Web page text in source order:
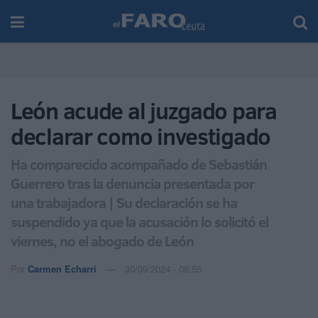
León acude al juzgado para
declarar como investigado
Ha comparecido acompañado de Sebastián
Guerrero tras la denuncia presentada por
una trabajadora | Su declaración se ha
suspendido ya que la acusación lo solicitó el
viernes, no el abogado de León
Por Carmen Echarri 30/09/2024 - 08:55